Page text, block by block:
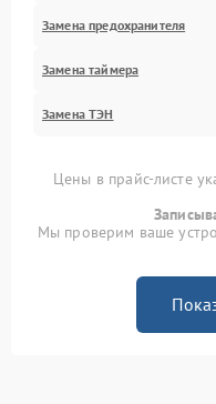
Замена предохранителя
Замена таймера
Замена ТЭН
Цены в прайс-листе
Мы проверим ваше